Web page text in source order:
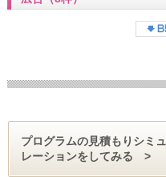
プログラムの見積もりシミュ
レーションをしてみる